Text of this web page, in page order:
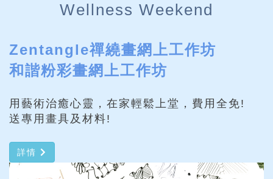
Wellness Weekend
Zentangle禪繞畫網上工作坊
和諧粉彩畫網上工作坊
用藝術治癒心靈，在家輕鬆上堂，費用全免!
送專用畫具及材料!
詳情